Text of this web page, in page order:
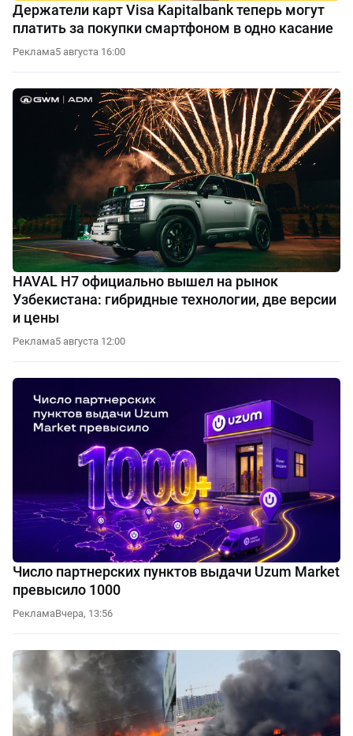
Держатели карт Visa Kapitalbank теперь могут
платить за покупки смартфоном в одно касание
Реклама5 августа 16:00
HAVAL H7 официально вышел на рынок
Узбекистана: гибридные технологии, две версии
и цены
Реклама5 августа 12:00
Число партнерских пунктов выдачи Uzum Market
превысило 1000
РекламаВчера, 13:56